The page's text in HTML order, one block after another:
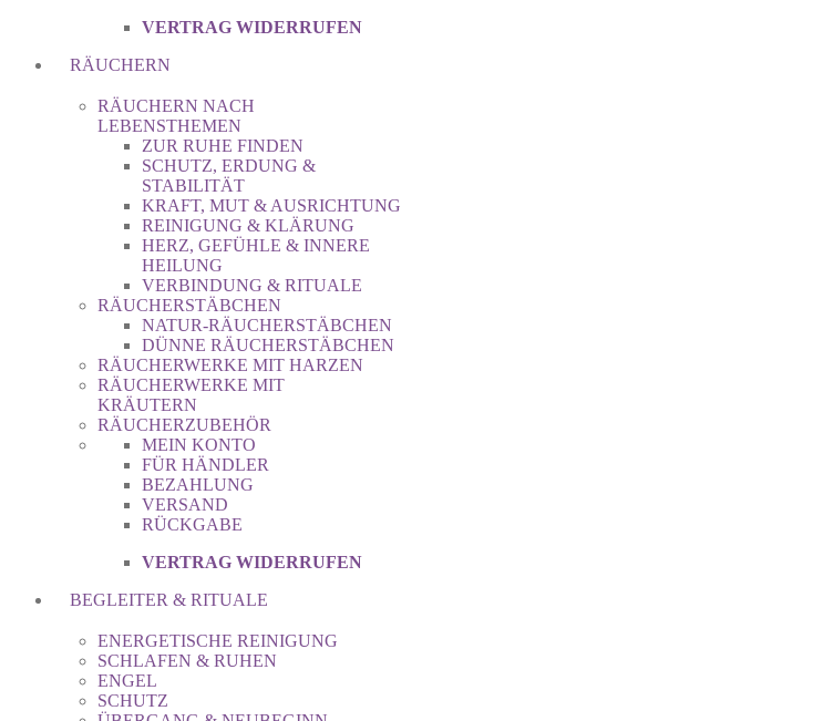
VERTRAG WIDERRUFEN
RÄUCHERN
RÄUCHERN NACH
LEBENSTHEMEN
ZUR RUHE FINDEN
SCHUTZ, ERDUNG &
STABILITÄT
KRAFT, MUT & AUSRICHTUNG
REINIGUNG & KLÄRUNG
HERZ, GEFÜHLE & INNERE
HEILUNG
VERBINDUNG & RITUALE
RÄUCHERSTÄBCHEN
NATUR-RÄUCHERSTÄBCHEN
DÜNNE RÄUCHERSTÄBCHEN
RÄUCHERWERKE MIT HARZEN
RÄUCHERWERKE MIT
KRÄUTERN
RÄUCHERZUBEHÖR
MEIN KONTO
FÜR HÄNDLER
BEZAHLUNG
VERSAND
RÜCKGABE
VERTRAG WIDERRUFEN
BEGLEITER & RITUALE
ENERGETISCHE REINIGUNG
SCHLAFEN & RUHEN
ENGEL
SCHUTZ